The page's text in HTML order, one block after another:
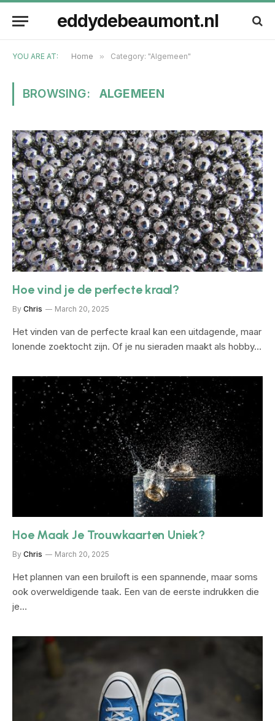
eddydebeaumont.nl
YOU ARE AT: Home » Category: "Algemeen"
BROWSING: ALGEMEEN
Hoe vind je de perfecte kraal?
By Chris March 20, 2025
Het vinden van de perfecte kraal kan een uitdagende, maar
lonende zoektocht zijn. Of je nu sieraden maakt als hobby…
Hoe Maak Je Trouwkaarten Uniek?
By Chris March 20, 2025
Het plannen van een bruiloft is een spannende, maar soms
ook overweldigende taak. Een van de eerste indrukken die
je…